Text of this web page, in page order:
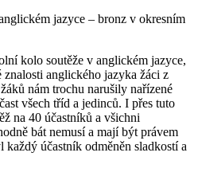
jazyce – bronz v okresním
kolo soutěže v anglickém jazyce,
anglického jazyka žáci z
nám trochu narušily nařízené
všech tříd a jedinců. I přes tuto
na 40 účastníků a všichni
bát nemusí a mají být právem
účastník odměněn sladkostí a